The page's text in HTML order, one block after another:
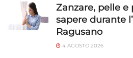
Zanzare, pelle e
sapere durante
Ragusano
4 AGOSTO 2026